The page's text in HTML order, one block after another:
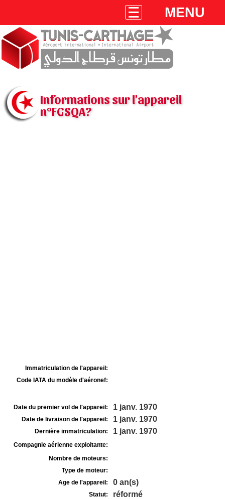
MENU
Informations sur l'appareil
n°FGSQA?
Immatriculation de l'appareil:
Code IATA du modèle d'aéronef:
Date du premier vol de l'appareil: 1 janv. 1970
Date de livraison de l'appareil: 1 janv. 1970
Dernière immatriculation: 1 janv. 1970
Compagnie aérienne exploitante:
Nombre de moteurs:
Type de moteur:
Age de l'appareil:
0 an(s)
Statut: réformé